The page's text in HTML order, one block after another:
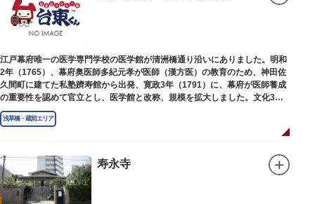
江戸幕府唯一の医学専門学校の医学館が清洲橋通り沿いにありました。明和
2年（1765）、幕府奥医師多紀元孝が医師（漢方医）の教育のため、神田佐
久間町に建てた私塾躋寿館から出発、寛政3年（1791）に、幕府が医師養成
の重要性を認めて官立とし、医学館と改称、規模を拡大しました。文化3年
（1806）、大火に遭い焼失しましたが、同年に旧向柳原一丁目に移転、再建
されました。
弟育成をはかるなど、江戸時代後期から明治維新に至る日本の医学振興に貢
献しました。
※現在、この場所に「旧躋寿館跡 浅草医学館跡」に関する案内板や説明版
等は設置されておりません。
浅草橋・蔵前エリア
寿永寺